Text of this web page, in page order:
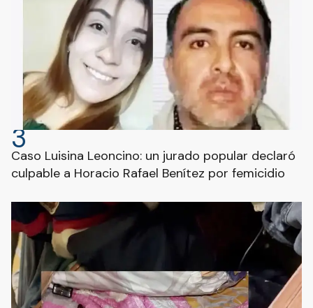
3
Caso Luisina Leoncino: un jurado popular declaró
culpable a Horacio Rafael Benítez por femicidio